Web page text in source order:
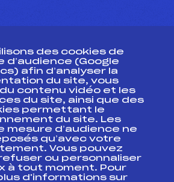
fédéral
fédéral
Formation, Suivi
des cookies de
d’audience (Google
afin d’analyser la
du site, vous
contenu vidéo et les
du site, ainsi que des
permettant le
du site. Les
mesure d’audience ne
qu’avec votre
Vous pouvez
ou personnaliser
à tout moment. Pour
d'informations sur